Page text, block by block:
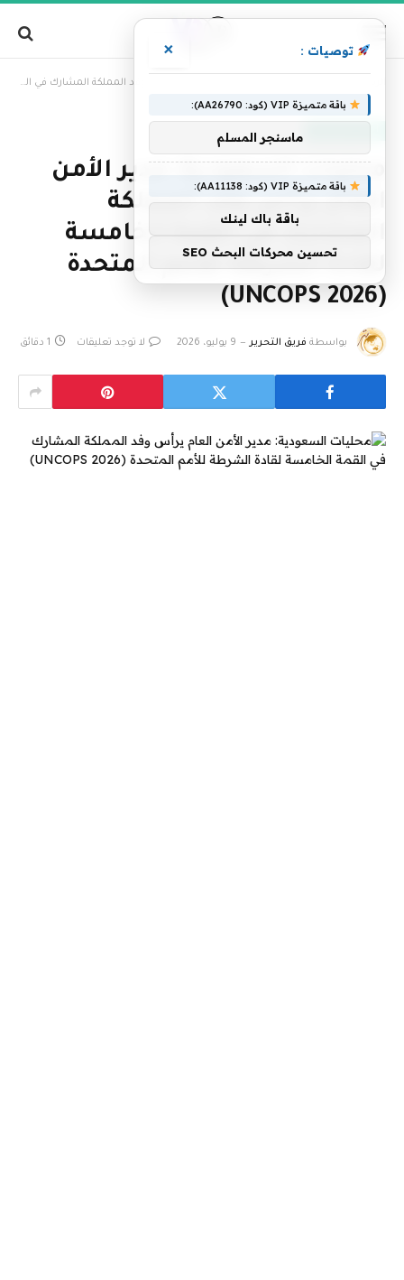
محليات السعودية: مدير الأمن العام يرأس وفد المملكة المشارك في القمة الخامسة لقادة الشرطة للأمم المتحدة (UNCOPS 2026)
محليات السعودية: مدير الأمن
العام يرأس وفد المملكة
المشارك في القمة الخامسة
لقادة الشرطة للأمم المتحدة
(UNCOPS 2026)
بواسطة فريق التحرير 9 يوليو، 2026 لا توجد تعليقات 1 دقائق
توصيات : ×
باقة متميزة VIP (كود: AA26790):
ماسنجر المسلم
باقة متميزة VIP (كود: AA11138):
باقة باك لينك
تحسين محركات البحث SEO